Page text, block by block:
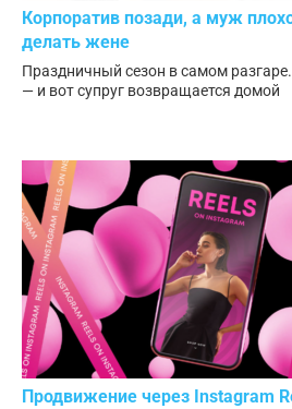
Корпоратив позади, а муж
делать жене
Праздничный сезон в самом
— и вот супруг возвращается домой
Продвижение через Instagram